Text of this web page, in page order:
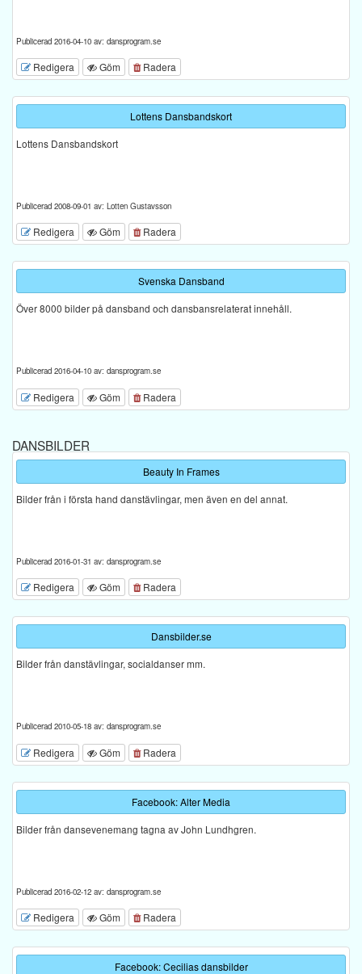
Publicerad 2016-04-10 av: dansprogram.se
Redigera Göm Radera
Lottens Dansbandskort
Lottens Dansbandskort
Publicerad 2008-09-01 av: Lotten Gustavsson
Redigera Göm Radera
Svenska Dansband
Över 8000 bilder på dansband och dansbansrelaterat innehåll.
Publicerad 2016-04-10 av: dansprogram.se
Redigera Göm Radera
DANSBILDER
Beauty In Frames
Bilder från i första hand danstävlingar, men även en del annat.
Publicerad 2016-01-31 av: dansprogram.se
Redigera Göm Radera
Dansbilder.se
Bilder från danstävlingar, socialdanser mm.
Publicerad 2010-05-18 av: dansprogram.se
Redigera Göm Radera
Facebook: Alter Media
Bilder från dansevenemang tagna av John Lundhgren.
Publicerad 2016-02-12 av: dansprogram.se
Redigera Göm Radera
Facebook: Cecilias dansbilder